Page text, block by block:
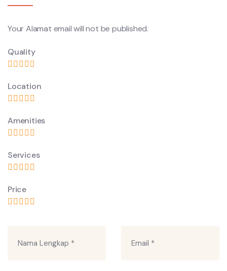
Your Alamat email will not be published.
Quality
Location
Amenities
Services
Price